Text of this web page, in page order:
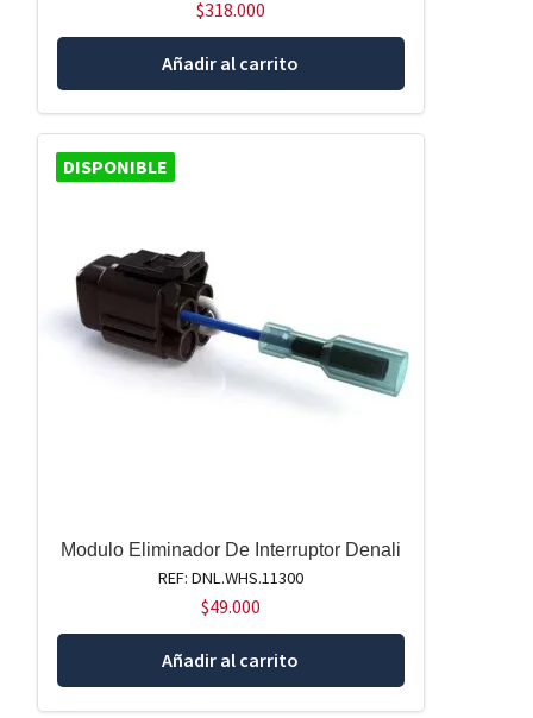
$318.000
Añadir al carrito
DISPONIBLE
Modulo Eliminador De Interruptor Denali
REF: DNL.WHS.11300
$49.000
Añadir al carrito